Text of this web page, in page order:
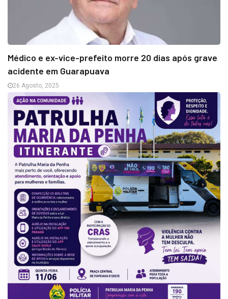
Médico e ex-vice-prefeito morre 20 dias após grave
acidente em Guarapuava
26 Agosto, 2025